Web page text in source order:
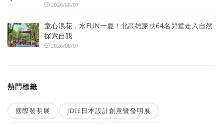
2026/08/07
童心浪花．水FUN一夏！北高雄家扶64名兒童走入自然
探索自我
2026/08/07
熱門標籤
國際發明展 JDIE日本設計創意暨發明展